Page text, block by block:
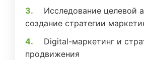
Исследование целевой
создание стратегии
Digital-маркетинг и
продвижения